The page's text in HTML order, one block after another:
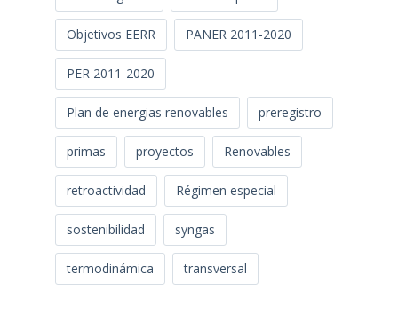
Objetivos EERR PANER 2011-2020
PER 2011-2020
Plan de energias renovables preregistro
primas proyectos Renovables
retroactividad Régimen especial
sostenibilidad syngas
termodinámica transversal